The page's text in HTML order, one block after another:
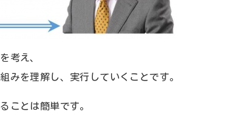
考え、
みを理解し、実行していくことです。
ことは簡単です。